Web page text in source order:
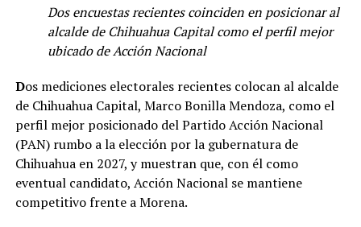
Dos encuestas recientes coinciden en posicionar al
alcalde de Chihuahua Capital como el perfil mejor
ubicado de Acción Nacional
Dos mediciones electorales recientes colocan al alcalde
de Chihuahua Capital, Marco Bonilla Mendoza, como el
perfil mejor posicionado del Partido Acción Nacional
(PAN) rumbo a la elección por la gubernatura de
Chihuahua en 2027, y muestran que, con él como
eventual candidato, Acción Nacional se mantiene
competitivo frente a Morena.